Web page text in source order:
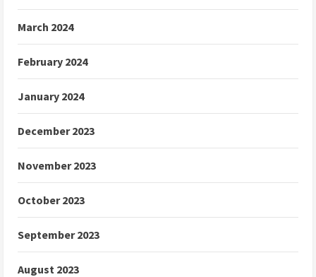
March 2024
February 2024
January 2024
December 2023
November 2023
October 2023
September 2023
August 2023